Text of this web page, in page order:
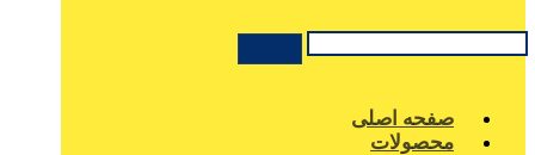
صفحه اصلی
محصولات